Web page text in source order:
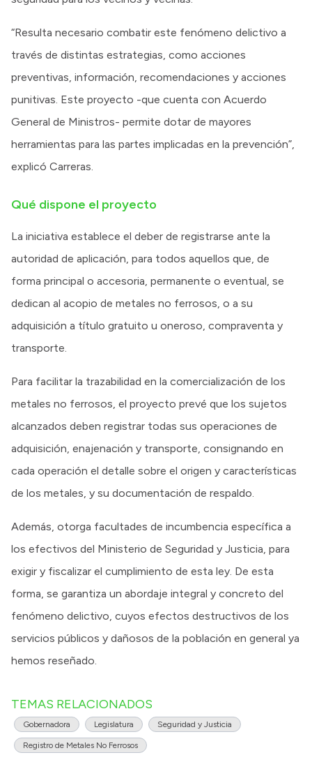
“Resulta necesario combatir este fenómeno delictivo a
través de distintas estrategias, como acciones
preventivas, información, recomendaciones y acciones
punitivas. Este proyecto -que cuenta con Acuerdo
General de Ministros- permite dotar de mayores
herramientas para las partes implicadas en la prevención”,
explicó Carreras.
Qué dispone el proyecto
La iniciativa establece el deber de registrarse ante la
autoridad de aplicación, para todos aquellos que, de
forma principal o accesoria, permanente o eventual, se
dedican al acopio de metales no ferrosos, o a su
adquisición a título gratuito u oneroso, compraventa y
transporte.
Para facilitar la trazabilidad en la comercialización de los
metales no ferrosos, el proyecto prevé que los sujetos
alcanzados deben registrar todas sus operaciones de
adquisición, enajenación y transporte, consignando en
cada operación el detalle sobre el origen y características
de los metales, y su documentación de respaldo.
Además, otorga facultades de incumbencia específica a
los efectivos del Ministerio de Seguridad y Justicia, para
exigir y fiscalizar el cumplimiento de esta ley. De esta
forma, se garantiza un abordaje integral y concreto del
fenómeno delictivo, cuyos efectos destructivos de los
servicios públicos y dañosos de la población en general ya
hemos reseñado.
TEMAS RELACIONADOS
Gobernadora Legislatura Seguridad y Justicia
Registro de Metales No Ferrosos